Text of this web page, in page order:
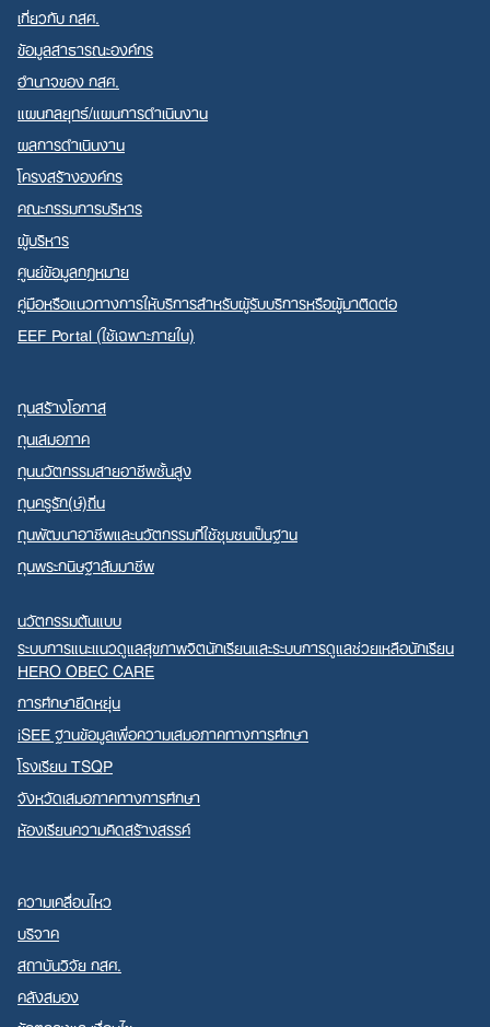
เกี่ยวกับ กสศ.
ข้อมูลสาธารณะองค์กร
อำนาจของ กสศ.
แผนกลยุทธ์/แผนการดำเนินงาน
ผลการดำเนินงาน
โครงสร้างองค์กร
คณะกรรมการบริหาร
ผู้บริหาร
ศูนย์ข้อมูลกฎหมาย
คู่มือหรือแนวทางการให้บริการสำหรับผู้รับบริการหรือผู้มาติดต่อ
EEF Portal (ใช้เฉพาะภายใน)
ทุนสร้างโอกาส
ทุนเสมอภาค
ทุนนวัตกรรมสายอาชีพชั้นสูง
ทุนครูรัก(ษ์)ถิ่น
ทุนพัฒนาอาชีพและนวัตกรรมที่ใช้ชุมชนเป็นฐาน
ทุนพระกนิษฐาสัมมาชีพ
นวัตกรรมต้นแบบ
ระบบการแนะแนวดูแลสุขภาพจิตนักเรียนและระบบการดูแลช่วยเหลือนักเรียน
HERO OBEC CARE
การศึกษายืดหยุ่น
iSEE ฐานข้อมูลเพื่อความเสมอภาคทางการศึกษา
โรงเรียน TSQP
จังหวัดเสมอภาคทางการศึกษา
ห้องเรียนความคิดสร้างสรรค์
ความเคลื่อนไหว
บริจาค
สถาบันวิจัย กสศ.
คลังสมอง